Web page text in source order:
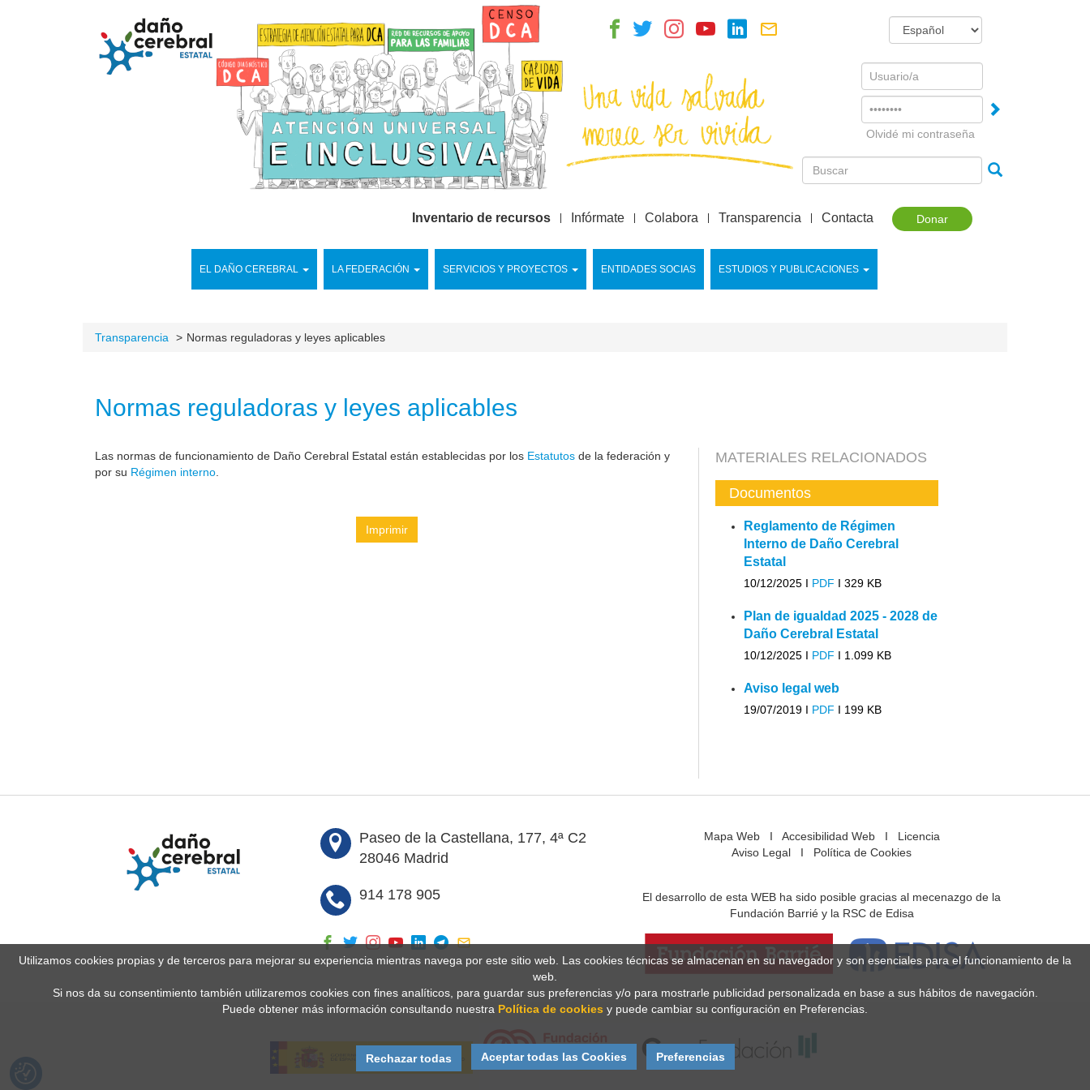
Username
Olvidé mi contraseña
Donar
EL DAÑO CEREBRAL LA FEDERACIÓN SERVICIOS Y PROYECTOS ENTIDADES SOCIAS ESTUDIOS Y PUBLICACIONES
Inventario de recursos Infórmate Colabora Transparencia Contacta
Transparencia Normas reguladoras y leyes aplicables
Normas reguladoras y leyes aplicables
Las normas de funcionamiento de Daño Cerebral Estatal están establecidas por los Estatutos de la federación y
por su Régimen interno
Imprimir
MATERIALES RELACIONADOS
Documentos
Reglamento de Régimen
Interno de Daño Cerebral
Estatal
10/12/2025 I PDF I 329 KB
Plan de igualdad 2025 - 2028 de
Daño Cerebral Estatal
10/12/2025 I PDF I 1.099 KB
Aviso legal web
19/07/2019 I PDF I 199 KB
Paseo de la Castellana, 177, 4ª C2
28046 Madrid
914 178 905
Mapa WebI Accesibilidad WebI Licencia
Aviso Legal I Política de Cookies
El desarrollo de esta WEB ha sido posible gracias al mecenazgo de la
Fundación Barrié y la RSC de Edisa
Utilizamos cookies propias y de terceros para mejorar su experiencia mientras navega por este sitio web. Las cookies técnicas se almacenan en su navegador y son esenciales para el funcionamiento de la
web.
Si nos da su consentimiento también utilizaremos cookies con fines analíticos, para guardar sus preferencias y/o para mostrarle publicidad personalizada en base a sus hábitos de navegación.
Puede obtener más información consultando nuestra Política de cookies y puede cambiar su configuración en Preferencias.
Rechazar todas Aceptar todas las Cookies Preferencias